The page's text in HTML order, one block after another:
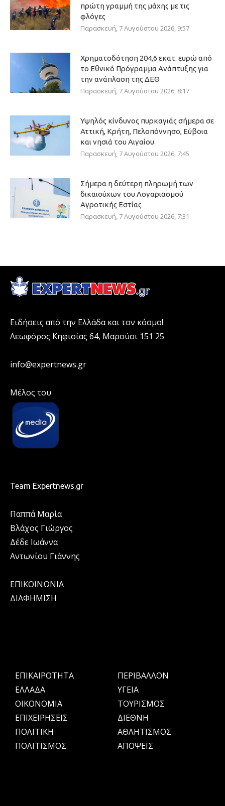
πρώτη γραμμή της μάχης με τις
φλόγες
Παρασκευή, 7 Αυγούστου 2026, 9:57
Χρηματοδότηση 204,6 εκατ. ευρώ από
το Εθνικό Πρόγραμμα Ανάπτυξης για
την ανάπλαση της ΔΕΘ
Παρασκευή, 7 Αυγούστου 2026, 8:17
Υψηλός κίνδυνος πυρκαγιάς σήμερα σε
Αττική, Κρήτη, Πελοπόννησο, Εύβοια
και νησιά του Αιγαίου
Παρασκευή, 7 Αυγούστου 2026, 7:45
Σήμερα η δεύτερη πληρωμή των
δικαιούχων του Λογαριασμού
Αγροτικής Εστίας
Παρασκευή, 7 Αυγούστου 2026, 7:31
Ειδήσεις από την Ελλάδα και τον κόσμο!
Λεωφόρος Κηφισίας 64, Μαρούσι 151 25
info@expertnews.gr
Μέλος του
Team Expertnews.gr
Παππά Μαρία
Βλάχος Γιώργος
Δέδε Ιωάννα
Αντωνίου Γιάννης
ΕΠΙΚΟΙΝΩΝΙΑ
ΔΙΑΦΗΜΙΣΗ
ΕΠΙΚΑΙΡΟΤΗΤΑ
ΕΛΛΑΔΑ
OIKONOMIA
ΕΠΙΧΕΙΡΗΣΕΙΣ
ΠΟΛΙΤΙΚΗ
ΠΟΛΙΤΙΣΜΟΣ
ΠΕΡΙΒΑΛΛΟΝ
ΥΓΕΙΑ
ΤΟΥΡΙΣΜΟΣ
ΔΙΕΘΝΗ
ΑΘΛΗΤΙΣΜΟΣ
ΑΠΟΨΕΙΣ